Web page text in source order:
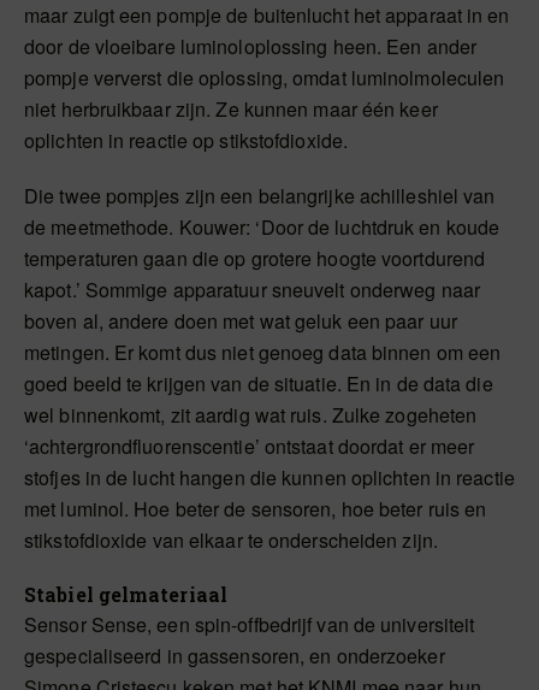
maar zuigt een pompje de buitenlucht het apparaat in en
door de vloeibare luminoloplossing heen. Een ander
pompje ververst die oplossing, omdat luminolmoleculen
niet herbruikbaar zijn. Ze kunnen maar één keer
oplichten in reactie op stikstofdioxide.
Die twee pompjes zijn een belangrijke achilleshiel van
de meetmethode. Kouwer: ‘Door de luchtdruk en koude
temperaturen gaan die op grotere hoogte voortdurend
kapot.’ Sommige apparatuur sneuvelt onderweg naar
boven al, andere doen met wat geluk een paar uur
metingen. Er komt dus niet genoeg data binnen om een
goed beeld te krijgen van de situatie. En in de data die
wel binnenkomt, zit aardig wat ruis. Zulke zogeheten
‘achtergrondfluorenscentie’ ontstaat doordat er meer
stofjes in de lucht hangen die kunnen oplichten in reactie
met luminol. Hoe beter de sensoren, hoe beter ruis en
stikstofdioxide van elkaar te onderscheiden zijn.
Stabiel gelmateriaal
Sensor Sense, een spin-offbedrijf van de universiteit
gespecialiseerd in gassensoren, en onderzoeker